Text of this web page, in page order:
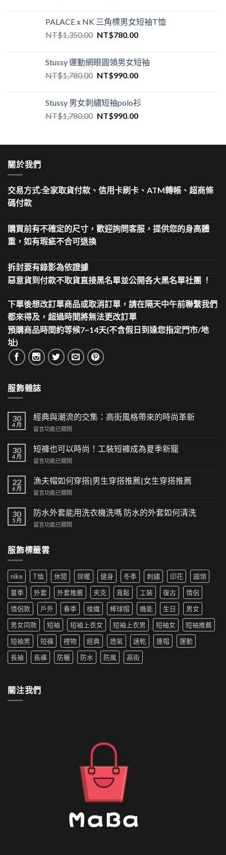
PALACE x NK 三角標男女短袖T恤
NT$1,350.00 NT$780.00
Stussy 運動網眼圓領男女短袖
NT$1,780.00 NT$990.00
Stussy 男女刺繡短袖polo衫
NT$1,780.00 NT$990.00
關於我們
交易方式:全家取貨付款、信用卡刷卡、ATM轉帳、超商條
碼付款
購買前有不確定的尺寸，歡迎詢問客服，提供您的身高體
重，如有瑕疵不合可退換
拆封要有錄影為依證據
惡意貨到付款不取貨直接黑名單並公開各大黑名單社團 ！
下單後想改訂單商品或取消訂單，請在隔天中午前聯繫我們
都來得及，超過時間將無法更改訂單
預購商品時間約等候7~14天(不含假日到達您指定門市/地
址)
服飾雜誌
30
4 月
經典與潮流的交集：高街風格帶來的時尚革新
在
典
與
潮
的
交
集：
街
風
來
尚
革
新〉
中
留言功能已關閉
30
4 月
短褲也可以時尚！工裝短褲成為夏季新寵
在
褲
也
可
時
尚！
工
短
褲
為
夏
季
新
寵〉
中
留言功能已關閉
22
6 月
漁夫帽如何穿搭|男生穿搭推薦|女生穿搭推薦
在
夫
帽
如
搭|
生
穿
搭
推
薦|
女
生
穿
推
薦〉
中
留言功能已關閉
30
5 月
防水外套能用洗衣機洗嗎 防水的外套如何清洗
在
外
用
洗
衣
機
嗎
防
水
外
套
清
洗〉
留言功能已關閉
服飾標籤雲
nike T恤 休閒 保暖 健身 冬季 刺繡 印花
圓領
夏季
外套 外套推薦 夾克 寬鬆 工裝 復古
情侶
情侶款
戶外 春季 梭織 棒球帽 機能 生日
男女
男女同款
短袖 短袖上衣女 短袖上衣男 短袖女
短袖推薦
短袖男
短褲 禮物 經典 透氣 速乾 連帽
運動
長袖
長褲 防曬 防水 防風 高街
關注我們